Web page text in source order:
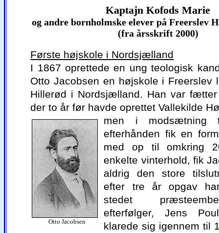
Kaptajn Kofods Marie
og andre bornholmske elever på Freerslev
(fra årsskrift 2000)
Første højskole i Nordsjælland
I 1867 oprettede en ung teologisk
Otto Jacobsen en højskole i Freerslev
Hillerød i Nordsjælland. Han var fætter
der to år før havde oprettet Vallekilde
Otto Jacobsen
men i modsætning
efterhånden fik en
med op til omkring
enkelte vinterhold, fik
aldrig den store
efter tre år opgav
stedet
efterfølger, Jens
klarede sig igennem til